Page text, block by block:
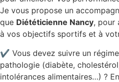
Je vous propose un
que Diététicienne Nancy, pour
à vos objectifs sportifs et à
✔ Vous devez suivre un
pathologie (diabète,
intolérances alimentaires…) ?